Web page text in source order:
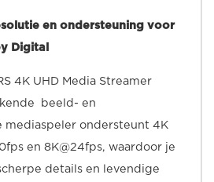
en ondersteuning voor
Digital
4K UHD Media Streamer
beeld- en
mediaspeler ondersteunt 4K
en 8K@24fps, waardoor je
details en levendige